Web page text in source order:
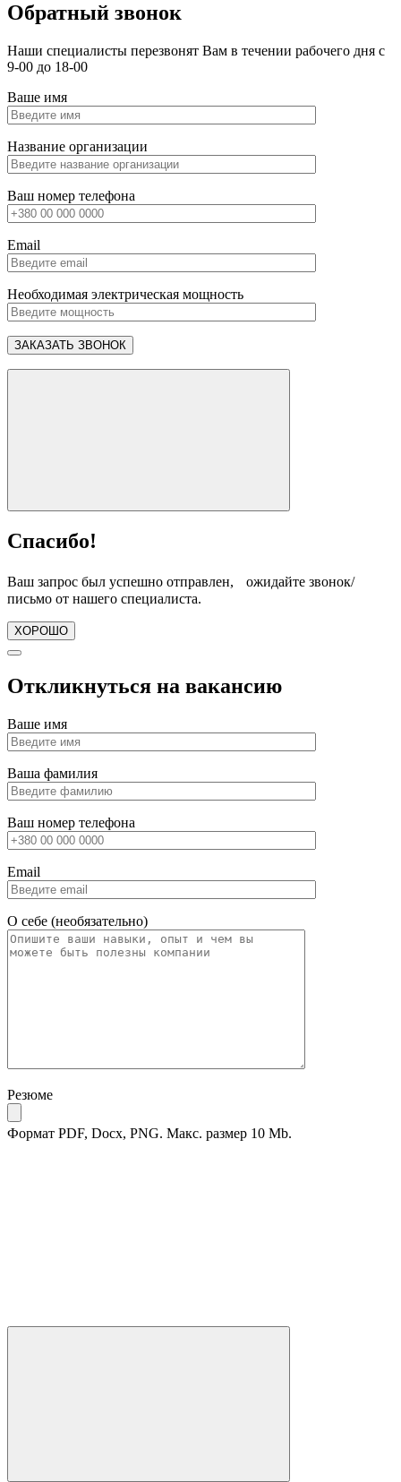
Обратный звонок
Наши специалисты перезвонят Вам в течении рабочего дня с
9-00 до 18-00
Ваше имя
Название организации
Ваш номер телефона
Email
Необходимая электрическая мощность
Спасибо!
Ваш запрос был успешно отправлен, ожидайте звонок/
письмо от нашего специалиста.
ХОРОШО
Откликнуться на вакансию
Ваше имя
Ваша фамилия
Ваш номер телефона
Email
О себе (необязательно)
Резюме
Формат PDF, Docx, PNG. Макс. размер 10 Mb.